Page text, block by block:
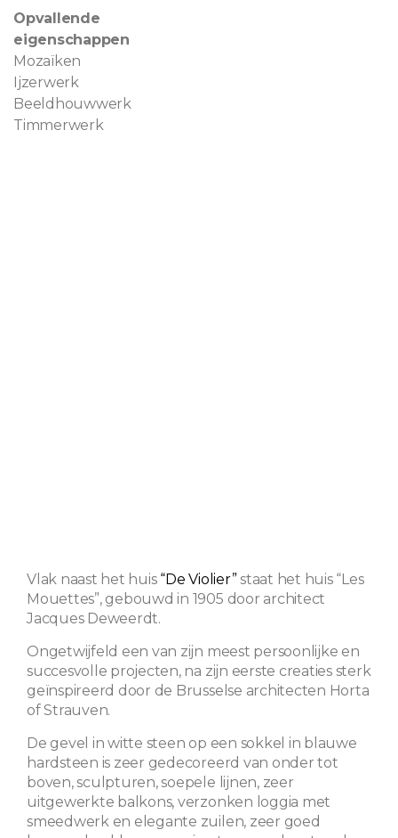
Opvallende
eigenschappen
Mozaïken
Ijzerwerk
Beeldhouwwerk
Timmerwerk
Vlak naast het huis “De Violier”staat het huis “Les
Mouettes”, gebouwd in 1905 door architect
Jacques Deweerdt.
Ongetwijfeld een van zijn meest persoonlijke en
succesvolle projecten, na zijn eerste creaties sterk
geïnspireerd door de Brusselse architecten Horta
of Strauven.
De gevel in witte steen op een sokkel in blauwe
hardsteen is zeer gedecoreerd van onder tot
boven, sculpturen, soepele lijnen, zeer
uitgewerkte balkons, verzonken loggia met
smeedwerk en elegante zuilen, zeer goed